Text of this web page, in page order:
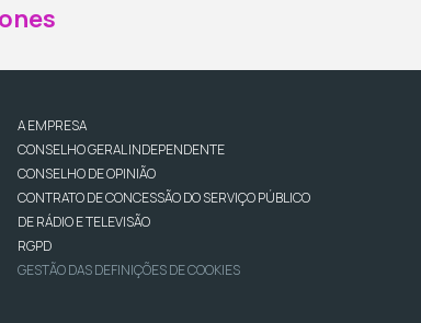
A EMPRESA
CONSELHO GERAL INDEPENDENTE
CONSELHO DE OPINIÃO
CONTRATO DE CONCESSÃO DO SERVIÇO PÚBLICO
DE RÁDIO E TELEVISÃO
RGPD
GESTÃO DAS DEFINIÇÕES DE COOKIES